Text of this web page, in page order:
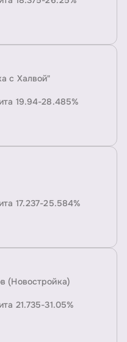
с Халвой"
19.94-28.485%
17.237-25.584%
(Новостройка)
21.735-31.05%